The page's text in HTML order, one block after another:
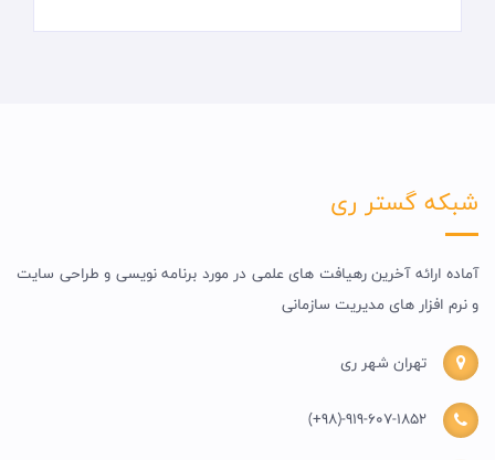
شبکه گستر ری
آماده ارائه آخرین رهیافت های علمی در مورد برنامه نویسی و طراحی سایت
و نرم افزار های مدیریت سازمانی
تهران شهر ری
(+98)-919-607-1852